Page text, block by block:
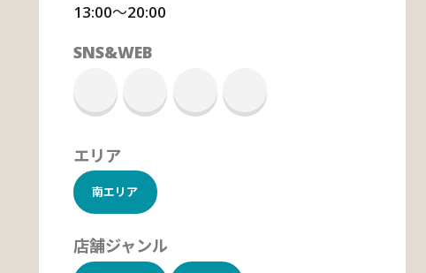
13:00〜20:00
SNS&WEB
エリア
南エリア
店舗ジャンル